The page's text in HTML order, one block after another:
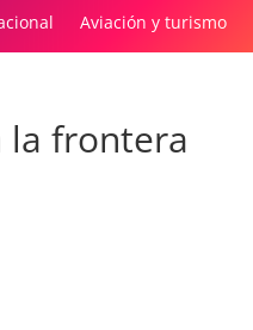
Aviación y turismo
la frontera